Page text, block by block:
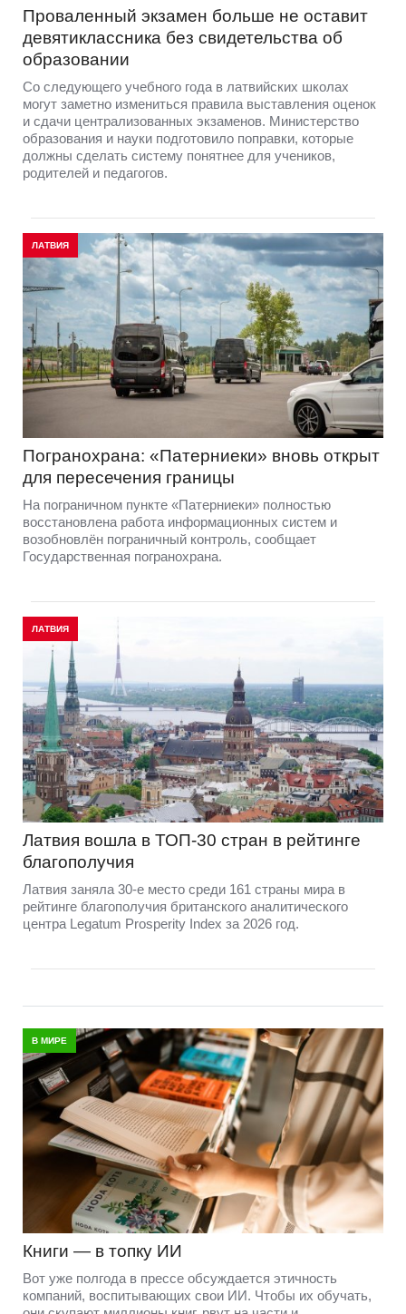
Проваленный экзамен больше не оставит
девятиклассника без свидетельства об
образовании
Со следующего учебного года в латвийских школах
могут заметно измениться правила выставления оценок
и сдачи централизованных экзаменов. Министерство
образования и науки подготовило поправки, которые
должны сделать систему понятнее для учеников,
родителей и педагогов.
ЛАТВИЯ
Погранохрана: «Патерниеки» вновь открыт
для пересечения границы
На пограничном пункте «Патерниеки» полностью
восстановлена работа информационных систем и
возобновлён пограничный контроль, сообщает
Государственная погранохрана.
ЛАТВИЯ
Латвия вошла в ТОП-30 стран в рейтинге
благополучия
Латвия заняла 30-е место среди 161 страны мира в
рейтинге благополучия британского аналитического
центра Legatum Prosperity Index за 2026 год.
В МИРЕ
Книги — в топку ИИ
Вот уже полгода в прессе обсуждается этичность
компаний, воспитывающих свои ИИ. Чтобы их обучать,